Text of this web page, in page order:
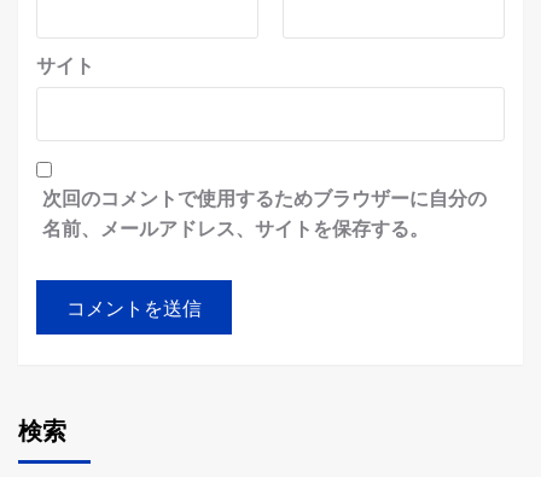
サイト
次回のコメントで使用するためブラウザーに自分の
名前、メールアドレス、サイトを保存する。
検索